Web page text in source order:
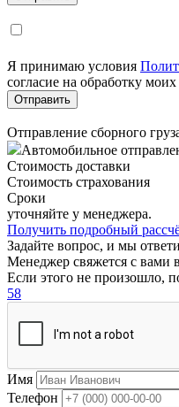
Я принимаю условия
согласие на обработку
Отправление сборного
Автомобильное
Стоимость доставки
Стоимость страхования
Сроки
уточняйте у менеджера.
Получить подробный
Задайте вопрос, и мы
Менеджер свяжется с вами
Если этого не произошло,
58
Имя
Телефон